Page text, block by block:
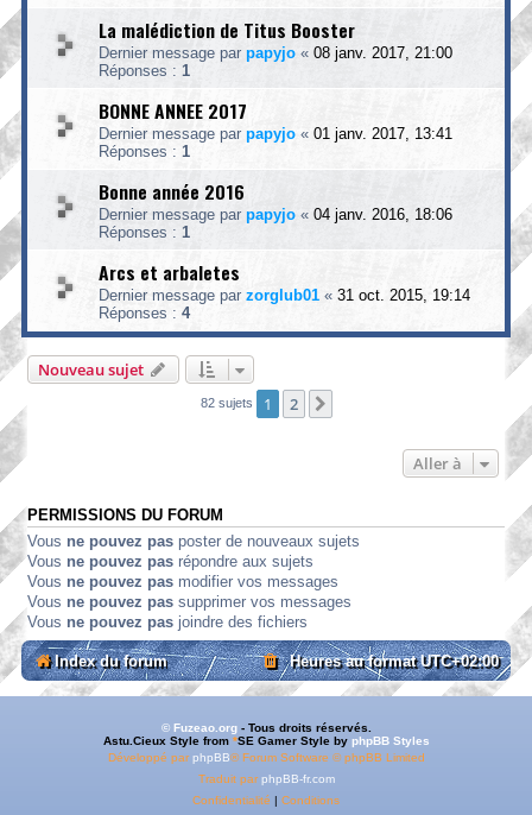
La malédiction de Titus Booster
Dernier message par papyjo « 08 janv. 2017, 21:00
Réponses : 1
BONNE ANNEE 2017
Dernier message par papyjo « 01 janv. 2017, 13:41
Réponses : 1
Bonne année 2016
Dernier message par papyjo « 04 janv. 2016, 18:06
Réponses : 1
Arcs et arbaletes
Dernier message par zorglub01 « 31 oct. 2015, 19:14
Réponses : 4
Nouveau sujet
82 sujets 1 2
Aller à
PERMISSIONS DU FORUM
Vous ne pouvez pas poster de nouveaux sujets
Vous ne pouvez pas répondre aux sujets
Vous ne pouvez pas modifier vos messages
Vous ne pouvez pas supprimer vos messages
Vous ne pouvez pas joindre des fichiers
Index du forum Heures au formatUTC+02:00
© Fuzeao.org- Tous droits réservés.
Astu.Cieux Style from *SE Gamer Style by phpBB Styles
Développé parphpBB® Forum Software © phpBB Limited
Traduit parphpBB-fr.com
Confidentialité | Conditions